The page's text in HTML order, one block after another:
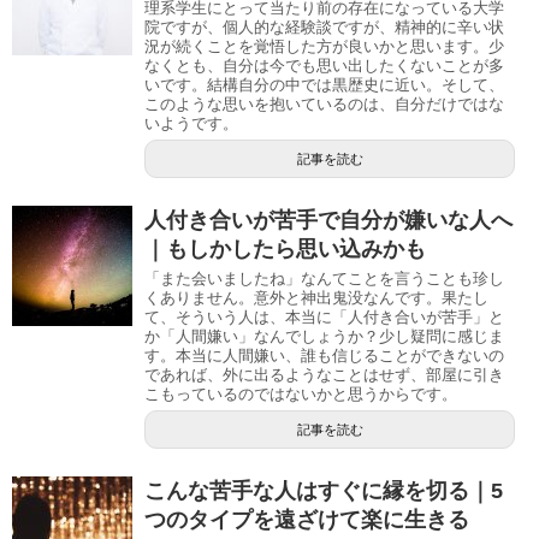
理系学生にとって当たり前の存在になっている大学
院ですが、個人的な経験談ですが、精神的に辛い状
況が続くことを覚悟した方が良いかと思います。少
なくとも、自分は今でも思い出したくないことが多
いです。結構自分の中では黒歴史に近い。そして、
このような思いを抱いているのは、自分だけではな
いようです。
記事を読む
人付き合いが苦手で自分が嫌いな人へ
｜もしかしたら思い込みかも
「また会いましたね」なんてことを言うことも珍し
くありません。意外と神出鬼没なんです。果たし
て、そういう人は、本当に「人付き合いが苦手」と
か「人間嫌い」なんでしょうか？少し疑問に感じま
す。本当に人間嫌い、誰も信じることができないの
であれば、外に出るようなことはせず、部屋に引き
こもっているのではないかと思うからです。
記事を読む
こんな苦手な人はすぐに縁を切る｜5
つのタイプを遠ざけて楽に生きる